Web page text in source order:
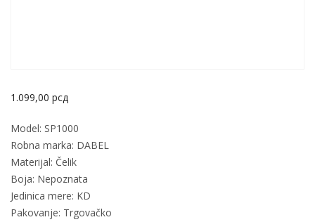
1.099,00 рсд
Model: SP1000
Robna marka: DABEL
Materijal: Čelik
Boja: Nepoznata
Jedinica mere: KD
Pakovanje: Trgovačko